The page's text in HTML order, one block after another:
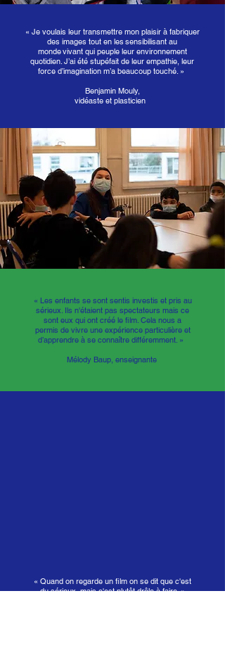
« Je voulais leur transmettre mon plaisir à fabriquer
des images tout en les sensibilisant au
monde vivant qui peuple leur environnement
quotidien. J’ai été stupéfait de leur empathie, leur
force d’imagination m’a beaucoup touché. »
Benjamin Mouly,
vidéaste et plasticien
« Les enfants se sont sentis investis et pris au
sérieux. Ils n'étaient pas spectateurs mais ce
sont eux qui ont créé le film. Cela nous a
permis de vivre une expérience particulière et
d’apprendre à se connaître différemment. »
Mélody Baup, enseignante
« Quand on regarde un film on se dit que c'est
du sérieux, mais c'est plutôt drôle à faire. »